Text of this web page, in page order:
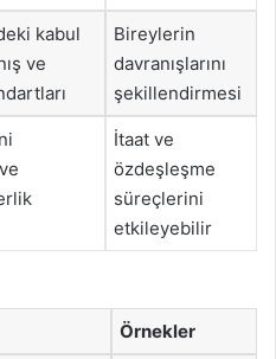
kabul
ve
Bireylerin
davranışlarını
şekillendirmesi
İtaat ve
özdeşleşme
süreçlerini
etkileyebilir
Örnekler